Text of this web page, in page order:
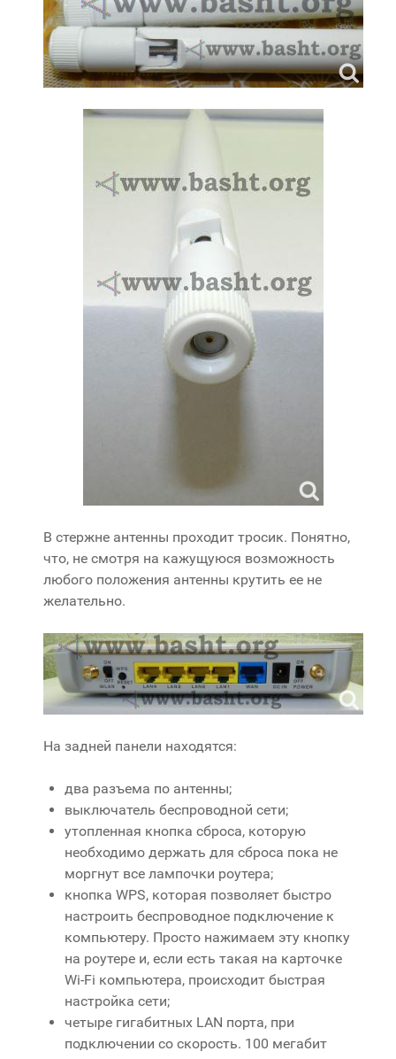
В стержне антенны проходит тросик. Понятно,
что, не смотря на кажущуюся возможность
любого положения антенны крутить ее не
желательно.
На задней панели находятся:
два разъема по антенны;
выключатель беспроводной сети;
утопленная кнопка сброса, которую
необходимо держать для сброса пока не
моргнут все лампочки роутера;
кнопка WPS, которая позволяет быстро
настроить беспроводное подключение к
компьютеру. Просто нажимаем эту кнопку
на роутере и, если есть такая на карточке
Wi-Fi компьютера, происходит быстрая
настройка сети;
четыре гигабитных LAN порта, при
подключении со скорость. 100 мегабит